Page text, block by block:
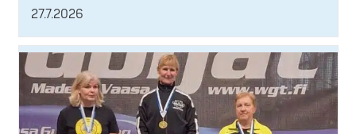
27.7.2026